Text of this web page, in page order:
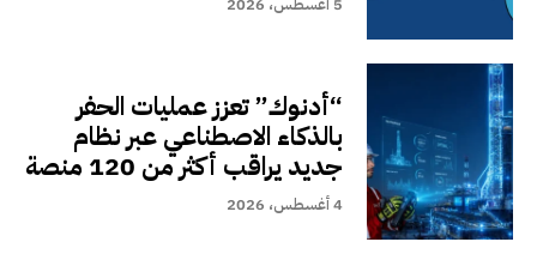
5 أغسطس، 2026
“أدنوك” تعزز عمليات الحفر
بالذكاء الاصطناعي عبر نظام
جديد يراقب أكثر من 120 منصة
4 أغسطس، 2026